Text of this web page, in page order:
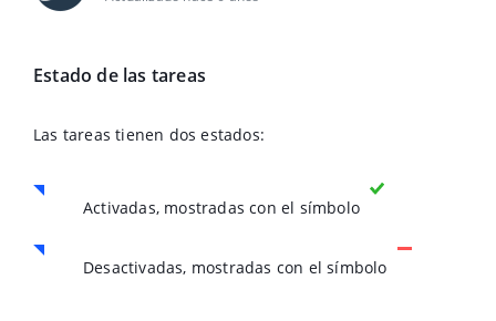
Estado de las tareas
Las tareas tienen dos estados:
Activadas, mostradas con el símbolo
Desactivadas, mostradas con el símbolo